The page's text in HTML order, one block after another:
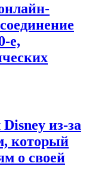
е,
из-за
который
о своей